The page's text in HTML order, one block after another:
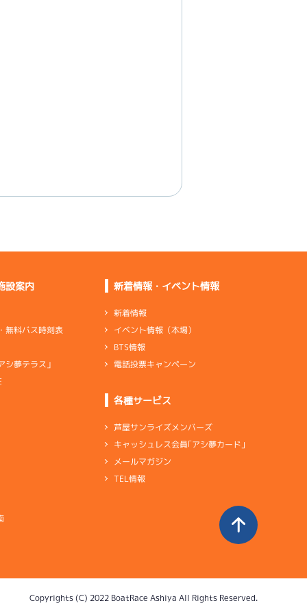
設案内
無料バス時刻表
シ夢テラス」
新着情報・イベント情報
新着情報
イベント情報（本場）
BTS情報
電話投票キャンペーン
各種サービス
芦屋サンライズメンバーズ
キャッシュレス会員｢アシ夢カード｣
メールマガジン
TEL情報
Copyrights (C) 2022 BoatRace Ashiya All Rights Reserved.